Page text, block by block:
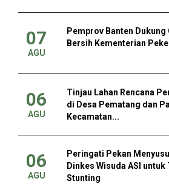
07
AGU
Pemprov Banten
Bersih Kementerian
06
AGU
Tinjau Lahan Rencana
di Desa Pematang dan
Kecamatan...
06
AGU
Peringati Pekan
Dinkes Wisuda ASI untuk
Stunting